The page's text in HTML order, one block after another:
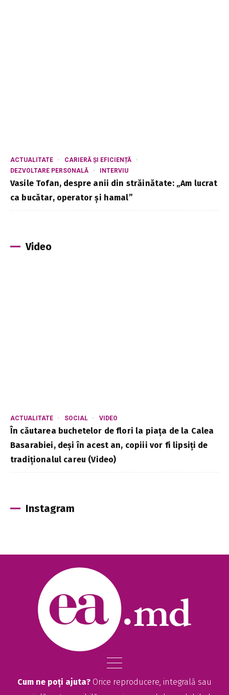
ACTUALITATE
CARIERĂ ȘI EFICIENȚĂ
DEZVOLTARE PERSONALĂ
INTERVIU
Vasile Tofan, despre anii din străinătate: „Am lucrat
ca bucătar, operator și hamal”
Video
ACTUALITATE SOCIAL VIDEO
În căutarea buchetelor de flori la piața de la Calea
Basarabiei, deși în acest an, copiii vor fi lipsiți de
tradiționalul careu (Video)
Instagram
Cum ne poți ajuta? Orice reproducere, integrală sau